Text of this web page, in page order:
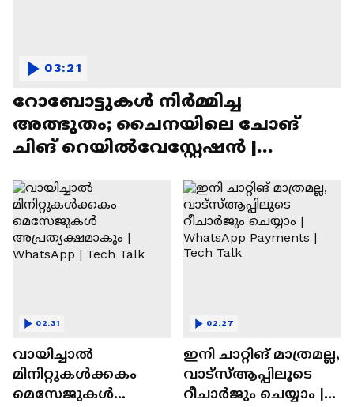
റോബോട്ടുകൾ നിർമ്മിച്ച
അത്ഭുതം; ചൈനയിലെ ചോങ്
ചിങ് റെയിൽവേസ്റ്റേഷൻ |
03:21
വായിച്ചാൽ
മിനിറ്റുകൾക്കകം
മെസേജുകള്‍
02:31
ഇനി ചാറ്റിങ് മാത്രമല്ല,
വാട്‌സ്‌ആപ്പിലൂടെ
റീചാർജും ചെയ്യാം |
02:27